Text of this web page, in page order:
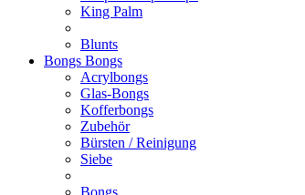
King Palm
Blunts
Bongs Bongs
Acrylbongs
Glas-Bongs
Kofferbongs
Zubehör
Bürsten / Reinigung
Siebe
Bongs